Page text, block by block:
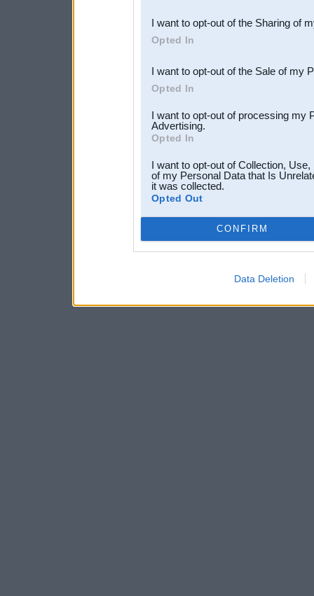
Downstream Participants
third parties.
I want to opt-out of the Sharing of
Opted In
I want to opt-out of the Sale of my
Opted In
I want to opt-out of processing my
Advertising.
Opted In
I want to opt-out of Collection,
of my Personal Data that Is
it was collected.
Opted Out
CONFIRM
Data Deletion